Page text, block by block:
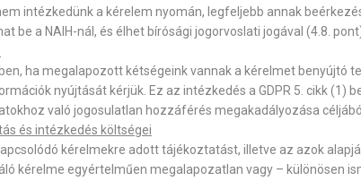
intézkedünk a kérelem nyomán, legfeljebb annak
be a NAIH-nál, és élhet bírósági jogorvoslati jogával (4.8.
ha megalapozott kétségeink vannak a kérelmet
nyújtását kérjük. Ez az intézkedés a GDPR 5. cikk
való jogosulatlan hozzáférés megakadályozása
és intézkedés költségei
kérelmekre adott tájékoztatást, illetve az azok
kérelme egyértelműen megalapozatlan vagy – különösen